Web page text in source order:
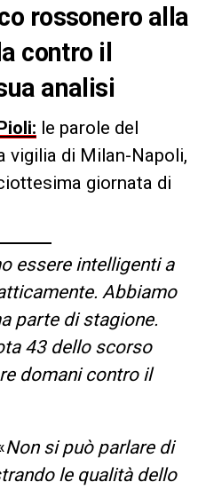
rossonero alla
contro il
analisi
le parole del
vigilia di Milan-Napoli,
giornata di
essere intelligenti a
Abbiamo
parte di stagione.
43 dello scorso
domani contro il
Non si può parlare di
le qualità dello